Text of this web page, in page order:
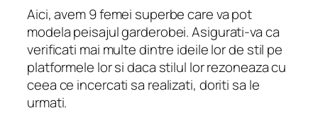
Aici, avem 9 femei superbe care va pot
modela peisajul garderobei. Asigurati-va ca
verificati mai multe dintre ideile lor de stil pe
platformele lor si daca stilul lor rezoneaza cu
ceea ce incercati sa realizati, doriti sa le
urmati.